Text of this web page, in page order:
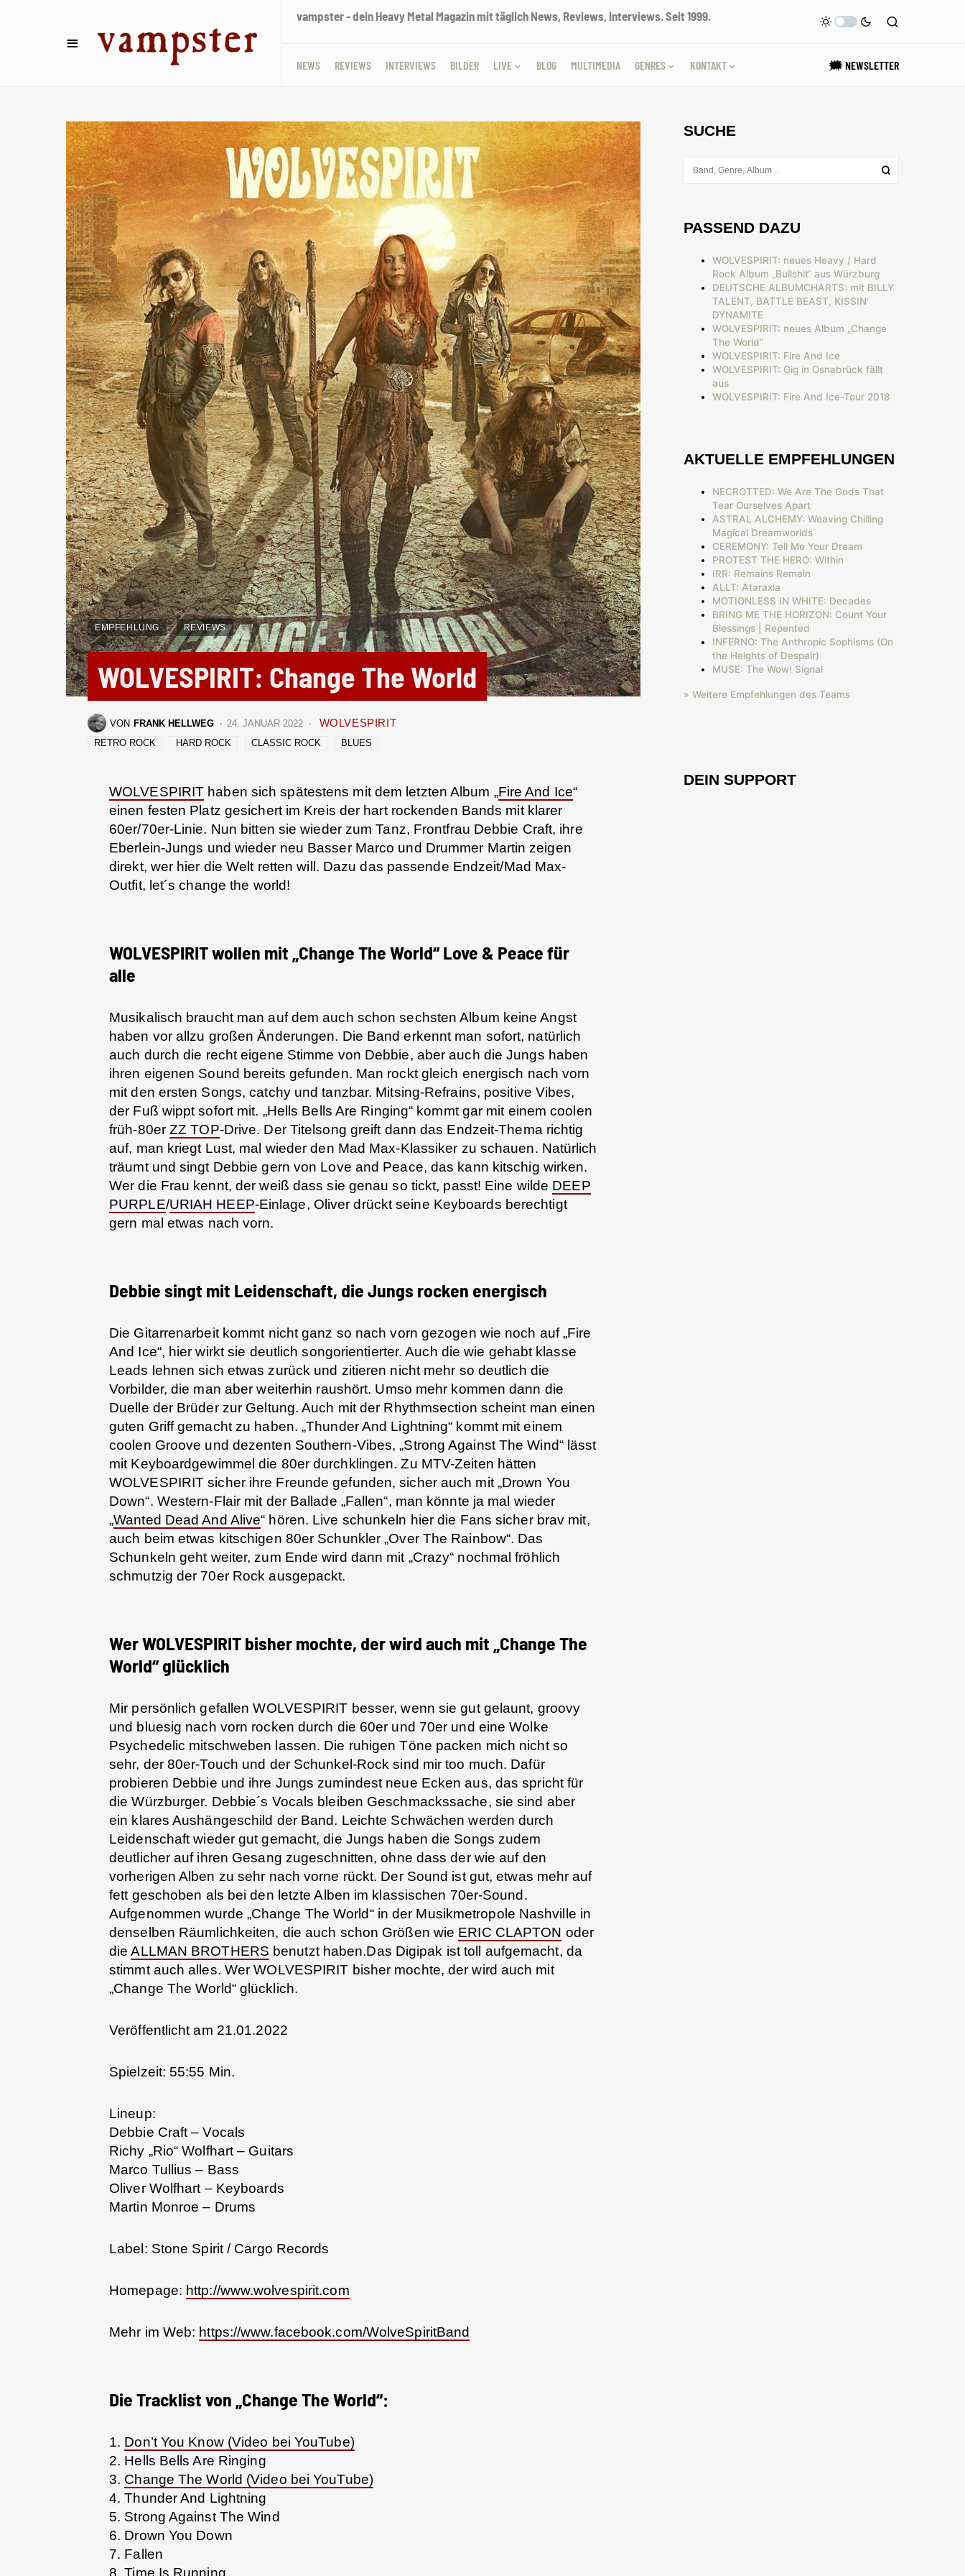
vampster - dein Heavy Metal Magazin mit täglich News, Reviews, Interviews. Seit 1999.
NEWS REVIEWS INTERVIEWS BILDER LIVE BLOG MULTIMEDIA GENRES KONTAKT 🗯 NEWSLETTER
EMPFEHLUNG REVIEWS
WOLVESPIRIT: Change The World
VON FRANK HELLWEG 24. JANUAR 2022 WOLVESPIRIT
RETRO ROCK HARD ROCK CLASSIC ROCK BLUES
WOLVESPIRIT haben sich spätestens mit dem letzten Album „Fire And Ice“
einen festen Platz gesichert im Kreis der hart rockenden Bands mit klarer
60er/70er-Linie. Nun bitten sie wieder zum Tanz, Frontfrau Debbie Craft, ihre
Eberlein-Jungs und wieder neu Basser Marco und Drummer Martin zeigen
direkt, wer hier die Welt retten will. Dazu das passende Endzeit/Mad Max-
Outfit, let´s change the world!
WOLVESPIRIT wollen mit „Change The World“ Love & Peace für
alle
Musikalisch braucht man auf dem auch schon sechsten Album keine Angst
haben vor allzu großen Änderungen. Die Band erkennt man sofort, natürlich
auch durch die recht eigene Stimme von Debbie, aber auch die Jungs haben
ihren eigenen Sound bereits gefunden. Man rockt gleich energisch nach vorn
mit den ersten Songs, catchy und tanzbar. Mitsing-Refrains, positive Vibes,
der Fuß wippt sofort mit. „Hells Bells Are Ringing“ kommt gar mit einem coolen
früh-80er ZZ TOP-Drive. Der Titelsong greift dann das Endzeit-Thema richtig
auf, man kriegt Lust, mal wieder den Mad Max-Klassiker zu schauen. Natürlich
träumt und singt Debbie gern von Love and Peace, das kann kitschig wirken.
Wer die Frau kennt, der weiß dass sie genau so tickt, passt! Eine wilde DEEP
PURPLE/URIAH HEEP-Einlage, Oliver drückt seine Keyboards berechtigt
gern mal etwas nach vorn.
Debbie singt mit Leidenschaft, die Jungs rocken energisch
Die Gitarrenarbeit kommt nicht ganz so nach vorn gezogen wie noch auf „Fire
And Ice“, hier wirkt sie deutlich songorientierter. Auch die wie gehabt klasse
Leads lehnen sich etwas zurück und zitieren nicht mehr so deutlich die
Vorbilder, die man aber weiterhin raushört. Umso mehr kommen dann die
Duelle der Brüder zur Geltung. Auch mit der Rhythmsection scheint man einen
guten Griff gemacht zu haben. „Thunder And Lightning“ kommt mit einem
coolen Groove und dezenten Southern-Vibes, „Strong Against The Wind“ lässt
mit Keyboardgewimmel die 80er durchklingen. Zu MTV-Zeiten hätten
WOLVESPIRIT sicher ihre Freunde gefunden, sicher auch mit „Drown You
Down“. Western-Flair mit der Ballade „Fallen“, man könnte ja mal wieder
„Wanted Dead And Alive“ hören. Live schunkeln hier die Fans sicher brav mit,
auch beim etwas kitschigen 80er Schunkler „Over The Rainbow“. Das
Schunkeln geht weiter, zum Ende wird dann mit „Crazy“ nochmal fröhlich
schmutzig der 70er Rock ausgepackt.
Wer WOLVESPIRIT bisher mochte, der wird auch mit „Change The
World“ glücklich
Mir persönlich gefallen WOLVESPIRIT besser, wenn sie gut gelaunt, groovy
und bluesig nach vorn rocken durch die 60er und 70er und eine Wolke
Psychedelic mitschweben lassen. Die ruhigen Töne packen mich nicht so
sehr, der 80er-Touch und der Schunkel-Rock sind mir too much. Dafür
probieren Debbie und ihre Jungs zumindest neue Ecken aus, das spricht für
die Würzburger. Debbie´s Vocals bleiben Geschmackssache, sie sind aber
ein klares Aushängeschild der Band. Leichte Schwächen werden durch
Leidenschaft wieder gut gemacht, die Jungs haben die Songs zudem
deutlicher auf ihren Gesang zugeschnitten, ohne dass der wie auf den
vorherigen Alben zu sehr nach vorne rückt. Der Sound ist gut, etwas mehr auf
fett geschoben als bei den letzte Alben im klassischen 70er-Sound.
Aufgenommen wurde „Change The World“ in der Musikmetropole Nashville in
denselben Räumlichkeiten, die auch schon Größen wie ERIC CLAPTON oder
dieALLMAN BROTHERS benutzt haben.Das Digipak ist toll aufgemacht, da
stimmt auch alles. Wer WOLVESPIRIT bisher mochte, der wird auch mit
„Change The World“ glücklich.
Veröffentlicht am 21.01.2022
Spielzeit: 55:55 Min.
Lineup:
Debbie Craft – Vocals
Richy „Rio“ Wolfhart – Guitars
Marco Tullius – Bass
Oliver Wolfhart – Keyboards
Martin Monroe – Drums
Label: Stone Spirit / Cargo Records
Homepage: http://www.wolvespirit.com
Mehr im Web: https://www.facebook.com/WolveSpiritBand
Die Tracklist von „Change The World“:
1. Don’t You Know (Video bei YouTube)
2. Hells Bells Are Ringing
3. Change The World (Video bei YouTube)
4. Thunder And Lightning
5. Strong Against The Wind
6. Drown You Down
7. Fallen
8. Time Is Running
SUCHE
PASSEND DAZU
WOLVESPIRIT: neues Heavy / Hard
Rock Album „Bullshit“ aus Würzburg
DEUTSCHE ALBUMCHARTS: mit BILLY
TALENT, BATTLE BEAST, KISSIN‘
DYNAMITE
WOLVESPIRIT: neues Album „Change
The World“
WOLVESPIRIT: Fire And Ice
WOLVESPIRIT: Gig in Osnabrück fällt
aus
WOLVESPIRIT: Fire And Ice-Tour 2018
AKTUELLE EMPFEHLUNGEN
NECROTTED: We Are The Gods That
Tear Ourselves Apart
ASTRAL ALCHEMY: Weaving Chilling
Magical Dreamworlds
CEREMONY: Tell Me Your Dream
PROTEST THE HERO: Within
IRR: Remains Remain
ALLT: Ataraxia
MOTIONLESS IN WHITE: Decades
BRING ME THE HORIZON: Count Your
Blessings | Repented
INFERNO: The Anthropic Sophisms (On
the Heights of Despair)
MUSE: The Wow! Signal
» Weitere Empfehlungen des Teams
DEIN SUPPORT